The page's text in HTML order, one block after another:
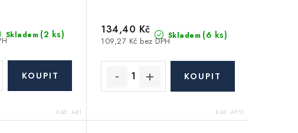
Skladem (2 ks)
Kód: A41
Skladem (6 ks)
109,27 Kč bez DPH
134,40 Kč
Kód: APS1